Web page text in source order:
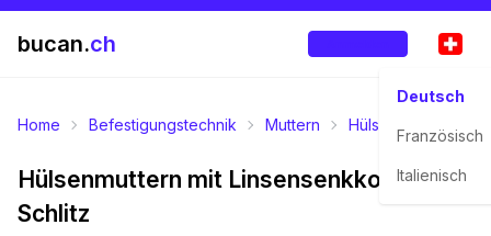
bucan.ch
Deutsch
Französisch
Italienisch
Home Befestigungstechnik Muttern Hülsenmuttern
Hülsenmuttern mit Linsensenkkopf und
Schlitz